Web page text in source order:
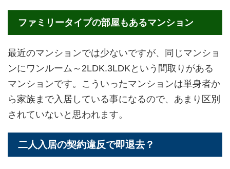
ファミリータイプの部屋もあるマンション
最近のマンションでは少ないですが、同じマンショ
ンにワンルーム～2LDK.3LDKという間取りがある
マンションです。こういったマンションは単身者か
ら家族まで入居している事になるので、あまり区別
されていないと思われます。
二人入居の契約違反で即退去？